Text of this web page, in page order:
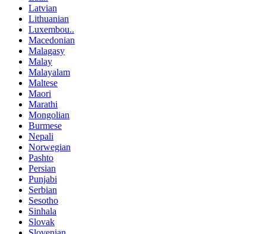
Latvian
Lithuanian
Luxembou..
Macedonian
Malagasy
Malay
Malayalam
Maltese
Maori
Marathi
Mongolian
Burmese
Nepali
Norwegian
Pashto
Persian
Punjabi
Serbian
Sesotho
Sinhala
Slovak